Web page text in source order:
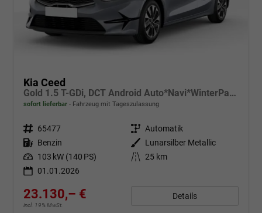
Kia Ceed
Gold 1.5 T-GDi, DCT Android Auto*Navi*WinterPak*Klimaauto*16"*Kamera*PrivacyGlas*
sofort lieferbar Fahrzeug mit Tageszulassung
Fahrzeugnr. 65477 Getriebe Automatik
Kraftstoff Benzin Außenfarbe
Lunarsilber Metallic
Leistung 103 kW (140 PS) Kilometerstand 25 km
01.01.2026
23.130,– €
incl. 19% MwSt.
Details